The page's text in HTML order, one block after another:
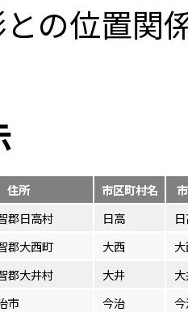
の位置関
住所 市区町村名
郡日高村 日高
郡大西町 大西
郡大井村 大井
市 今治